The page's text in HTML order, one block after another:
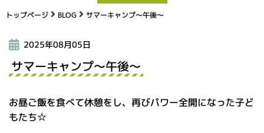
トップページ BLOG サマーキャンプ～午後～
2025年08月05日
サマーキャンプ～午後～
お昼ご飯を食べて休憩をし、再びパワー全開になった子ど
もたち☆